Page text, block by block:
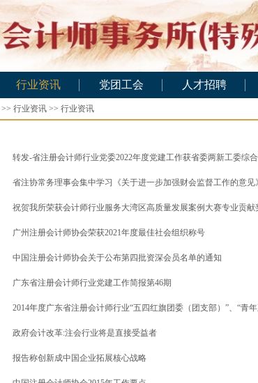
行业资讯
行业资讯
党团工会 人才招聘
应聘助理
>> 行业资讯 >> 行业资讯
转发-省注册会计师行业党委2022年度党建工作获省委两新工委综
省注协常务理事会集中学习《关于进一步加强财会监督工作的意见》
祝贺我所荣获会计师行业服务大湾区高质量发展案例大赛专业贡献
广州注册会计师协会荣获2021年度最佳社会组织称号
中国注册会计师协会关于公布第四批资深会员名单的通知
广东省注册会计师行业党建工作简报第46期
2014年度广东省注册会计师行业“五四红旗团委（团支部）”、“青
政府会计改革:注会行业将是直接受益者
报告称创新成中国企业拓展核心战略